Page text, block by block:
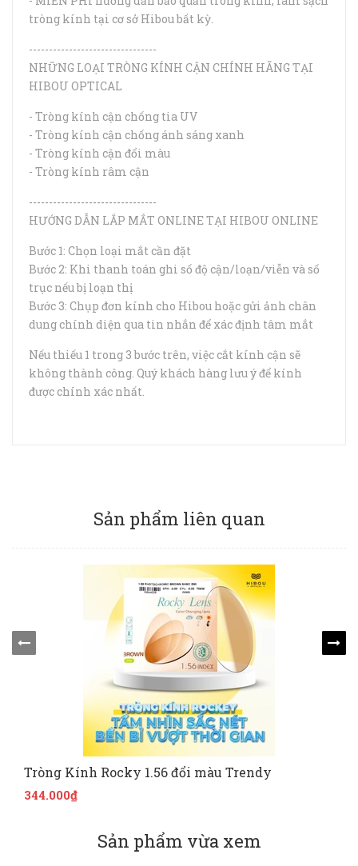
tròng kính tại cơ sở Hibou bất kỳ.
--------------------------------
NHỮNG LOẠI TRÒNG KÍNH CẬN CHÍNH HÃNG TẠI
HIBOU OPTICAL
- Tròng kính cận chống tia UV
- Tròng kính cận chống ánh sáng xanh
- Tròng kính cận đổi màu
- Tròng kính râm cận
--------------------------------
HƯỚNG DẪN LẮP MẮT ONLINE TẠI HIBOU ONLINE
Bước 1: Chọn loại mắt cần đặt
Bước 2: Khi thanh toán ghi số độ cận/loạn/viễn và số
trục nếu bị loạn thị
Bước 3: Chụp đơn kính cho Hibou hoặc gửi ảnh chân
dung chính diện qua tin nhắn để xác định tâm mắt
Nếu thiếu 1 trong 3 bước trên, việc cắt kính cận sẽ
không thành công. Quý khách hàng lưu ý để kính
được chính xác nhất.
Sản phẩm liên quan
Tròng Kính Rocky 1.56 đổi màu Trendy
344.000₫
Sản phẩm vừa xem